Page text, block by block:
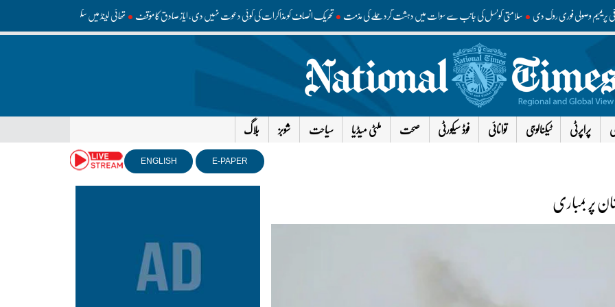
پریمیم وصولی فوری روک دی سلامتی کونسل کی جانب سے سوات میں دہشت گرد حملے کی مذمت تحریک انصاف کو مذاکرات کی کوئی دعوت نہیں دی، ایاز صادق کا مؤقف تھائی لینڈ میں سکول میں فائرنگ سے 9 افراد ہلاک، 15 زخمی
پراپرٹی ٹیکنالوجی توانائی فوڈ سیکورٹی صحت ملٹی میڈیا سیاحت شوبز بلاگ
E-PAPER
ENGLISH
پر بمباری